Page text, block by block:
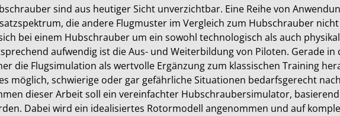
sind aus heutiger Sicht unverzichtbar. Eine Reihe von
die andere Flugmuster im Vergleich zum Hubschrauber
bei einem Hubschrauber um ein sowohl technologisch als auch
aufwendig ist die Aus- und Weiterbildung von Piloten. Gerade
die Flugsimulation als wertvolle Ergänzung zum klassischen Training
möglich, schwierige oder gar gefährliche Situationen bedarfsgerecht
dieser Arbeit soll ein vereinfachter Hubschraubersimulator,
Dabei wird ein idealisiertes Rotormodell angenommen und auf